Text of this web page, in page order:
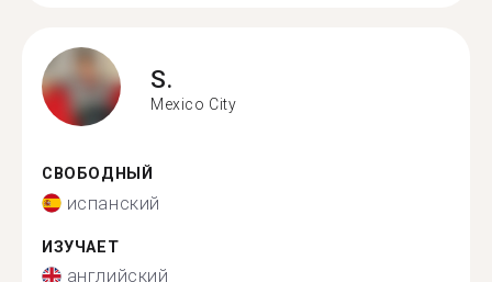
S.
Mexico City
СВОБОДНЫЙ
испанский
ИЗУЧАЕТ
английский